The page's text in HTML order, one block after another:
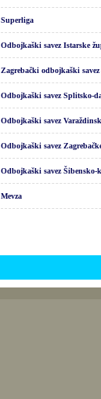
Superliga
Odbojkaški savez Istarske
Zagrebački odbojkaški savez
Odbojkaški savez Splitsko-
Odbojkaški savez
Odbojkaški savez
Odbojkaški savez Šibensko-
Mevza